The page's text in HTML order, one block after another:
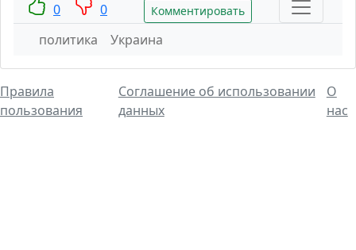
0 0 Комментировать
политика Украина
Правила
пользования
Соглашение об использовании
данных
О
нас